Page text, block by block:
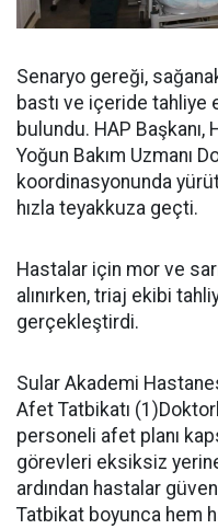
Senaryo gereği,
bastı ve içeride
bulundu. HAP
Yoğun Bakım Uzmanı
koordinasyonunda
hızla teyakkuza geçti.
Hastalar için mor ve
alınırken, triaj ekibi
gerçekleştirdi.
Sular Akademi
Afet Tatbikatı
personeli afet planı
görevleri eksiksiz
ardından hastalar
Tatbikat boyunca hem